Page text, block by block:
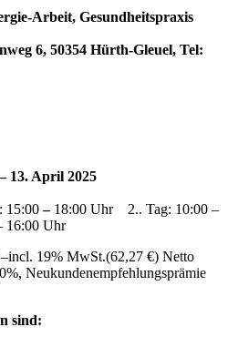
Arbeit, Gesundheitspraxis
6, 50354 Hürth-Gleuel, Tel:
– 13. April 2025
15:00–18:00 Uhr 2.. Tag: 10:00 –
16:00 Uhr
19% MwSt.(62,27 €) Netto
Neukundenempfehlungsprämie
sind: